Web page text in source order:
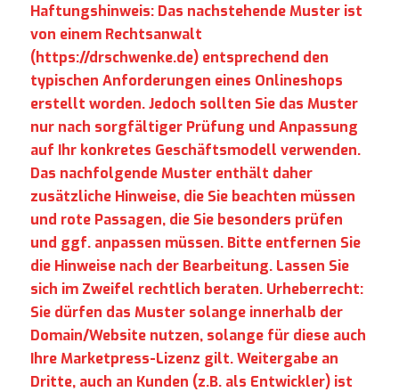
Haftungshinweis: Das nachstehende Muster ist
von einem Rechtsanwalt
(https://drschwenke.de) entsprechend den
typischen Anforderungen eines Onlineshops
erstellt worden. Jedoch sollten Sie das Muster
nur nach sorgfältiger Prüfung und Anpassung
auf Ihr konkretes Geschäftsmodell verwenden.
Das nachfolgende Muster enthält daher
zusätzliche Hinweise, die Sie beachten müssen
und rote Passagen, die Sie besonders prüfen
und ggf. anpassen müssen. Bitte entfernen Sie
die Hinweise nach der Bearbeitung. Lassen Sie
sich im Zweifel rechtlich beraten. Urheberrecht:
Sie dürfen das Muster solange innerhalb der
Domain/Website nutzen, solange für diese auch
Ihre Marketpress-Lizenz gilt. Weitergabe an
Dritte, auch an Kunden (z.B. als Entwickler) ist